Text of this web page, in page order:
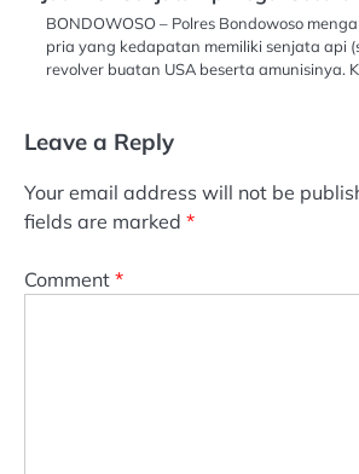
BONDOWOSO – Polres Bondowoso
pria yang kedapatan memiliki senjata api
revolver buatan USA beserta amunisinya.
Leave a Reply
Your email address will not be
fields are marked *
Comment *